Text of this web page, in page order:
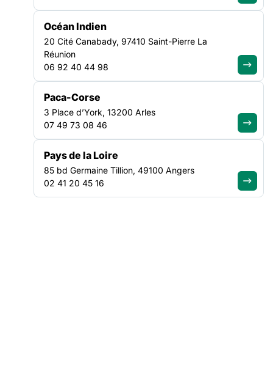
NOS ACTUALITÉS
Suivez le mouvement de la
solidarité
VEILLE SOCIALE, HÉBERGEMENT ET LOGEMENT
NATIONAL
Océan Indien
20 Cité Canabady, 97410 Saint-Pierre La
Réunion
06 92 40 44 98
Paca-Corse
3 Place d’York, 13200 Arles
07 49 73 08 46
Pays de la Loire
85 bd Germaine Tillion, 49100 Angers
02 41 20 45 16